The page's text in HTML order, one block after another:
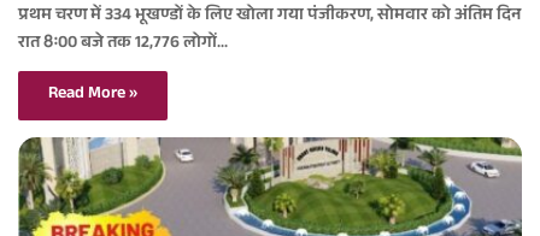
प्रथम चरण में 334 भूखण्डों के लिए खोला गया पंजीकरण, सोमवार को अंतिम दिन
रात 8ः00 बजे तक 12,776 लोगों…
Read More »